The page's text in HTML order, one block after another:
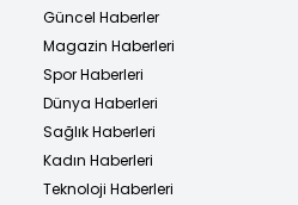
Güncel Haberler
Magazin Haberleri
Spor Haberleri
Dünya Haberleri
Sağlık Haberleri
Kadın Haberleri
Teknoloji Haberleri